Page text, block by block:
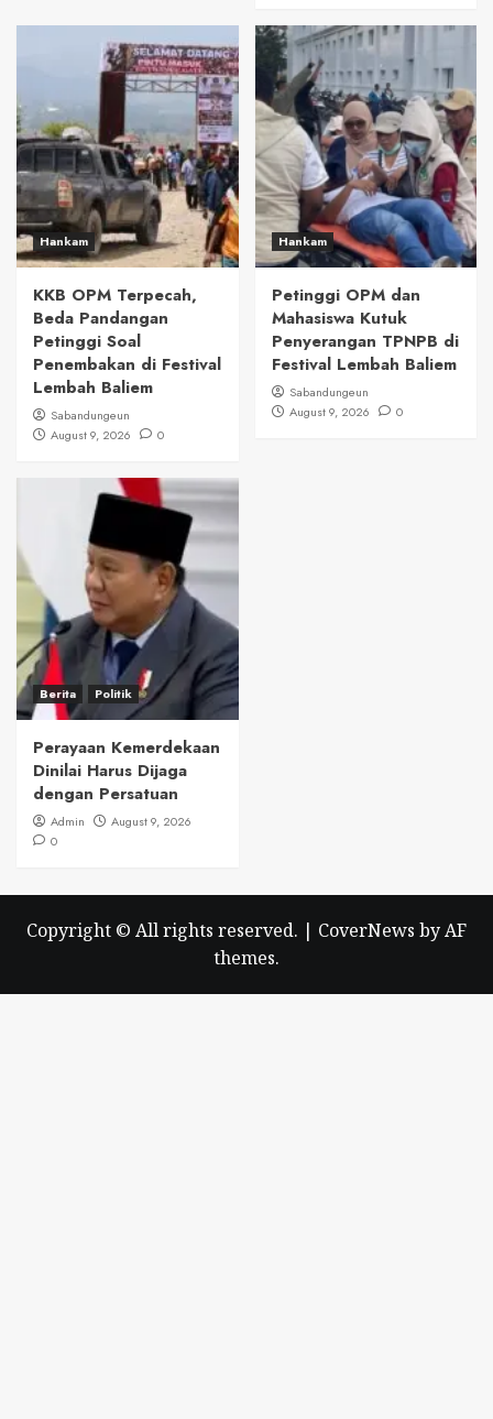
Hankam
KKB OPM Terpecah,
Beda Pandangan
Petinggi Soal
Penembakan di Festival
Lembah Baliem
Sabandungeun
August 9, 2026
0
Hankam
Petinggi OPM dan
Mahasiswa Kutuk
Penyerangan TPNPB di
Festival Lembah Baliem
Sabandungeun
August 9, 2026
0
Berita Politik
Perayaan Kemerdekaan
Dinilai Harus Dijaga
dengan Persatuan
Admin
August 9, 2026
0
Copyright © All rights reserved. | CoverNews by AF
themes.